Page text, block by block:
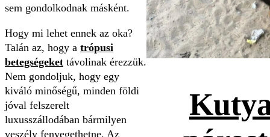
sem gondolkodnak másként.
Hogy mi lehet ennek az oka?
Talán az, hogy a trópusi
betegségeket távolinak érezzük.
Nem gondoljuk, hogy egy
kiváló minőségű, minden földi
jóval felszerelt
luxusszállodában bármilyen
veszély fenyegethetne. Az